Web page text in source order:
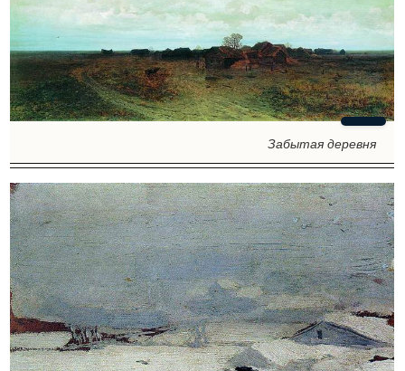
Забытая деревня